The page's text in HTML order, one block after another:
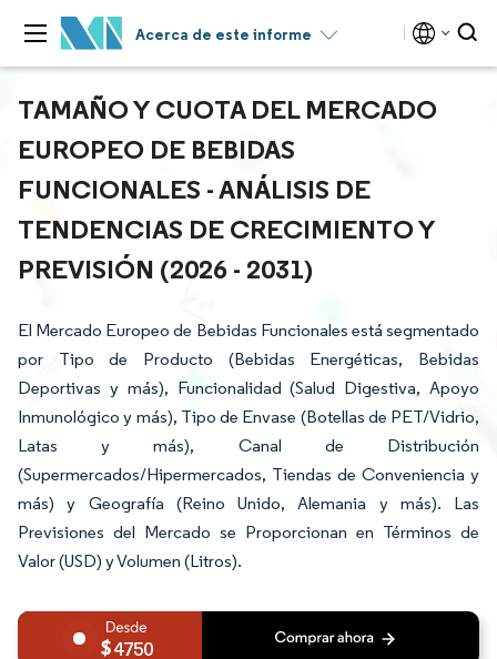
Acerca de este informe
TAMAÑO Y CUOTA DEL MERCADO
EUROPEO DE BEBIDAS
FUNCIONALES - ANÁLISIS DE
TENDENCIAS DE CRECIMIENTO Y
PREVISIÓN (2026 - 2031)
El Mercado Europeo de Bebidas Funcionales está segmentado
por Tipo de Producto (Bebidas Energéticas, Bebidas
Deportivas y más), Funcionalidad (Salud Digestiva, Apoyo
Inmunológico y más), Tipo de Envase (Botellas de PET/Vidrio,
Latas y más), Canal de Distribución
(Supermercados/Hipermercados, Tiendas de Conveniencia y
más) y Geografía (Reino Unido, Alemania y más). Las
Previsiones del Mercado se Proporcionan en Términos de
Valor (USD) y Volumen (Litros).
4750